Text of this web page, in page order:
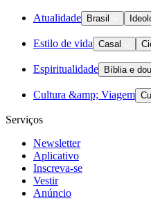
Atualidade Brasil
Estilo de vida Casal
Espiritualidade Bíblia e
Cultura &amp; Viagem
Serviços
Newsletter
Aplicativo
Inscreva-se
Vestir
Anúncio